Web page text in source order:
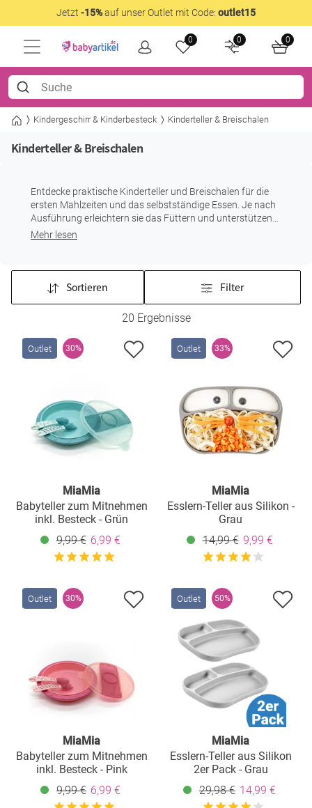
Jetzt -15%auf unser Outlet mit Code: outlet15
0 0 0
Kindergeschirr & Kinderbesteck Kinderteller & Breischalen
Kinderteller & Breischalen
Entdecke praktische Kinderteller und Breischalen für die
ersten Mahlzeiten und das selbstständige Essen. Je nach
Ausführung erleichtern sie das Füttern und unterstützen
Dein Kind bei seinen ersten eigenen Essversuchen.
Mehr lesen
Sortieren Filter
20 Ergebnisse
Outlet 30%
MiaMia
Babyteller zum Mitnehmen
inkl. Besteck - Grün
9,99 € 6,99 €
Outlet 33%
MiaMia
Esslern-Teller aus Silikon -
Grau
14,99 € 9,99 €
Outlet 30%
MiaMia
Babyteller zum Mitnehmen
inkl. Besteck - Pink
9,99 € 6,99 €
Outlet 50%
MiaMia
Esslern-Teller aus Silikon
2er Pack - Grau
29,98 € 14,99 €